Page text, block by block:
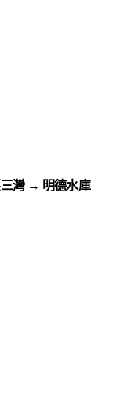
灣 → 明德水庫